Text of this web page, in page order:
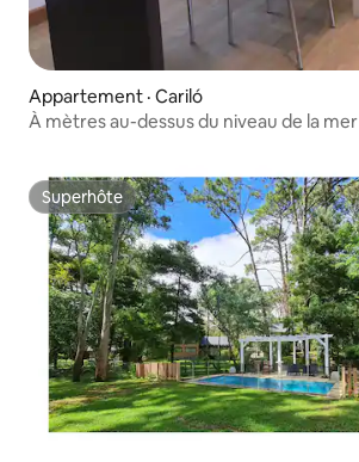
Appartement · Cariló
À mètres au-dessus du niveau de la mer
Superhôte
Superhôte